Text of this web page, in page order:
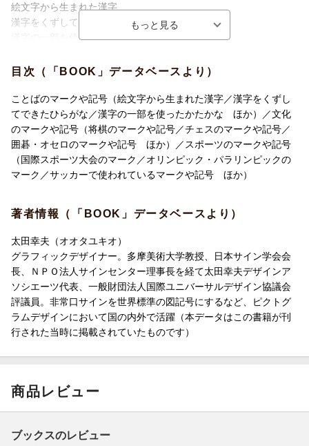
絵文字から生まれた漢字
漢字をくずしてできたひらがな
漢字の一部を使ったかたかな
世界の文字
パソコンの表示や操作などのマーク
スマートフォンや携帯電話のマーク
メールを楽しくする顔文字
＜ 文化のマークや記号 ＞
将棋のマークや記号
トランプのマーク
音楽で使われる記号
うらないのマークや記号
本に関するいろいろな記号
祝日や記念日のマーク・記号
＜ スポーツのマークや記号 ＞
国際スポーツ大会のマーク
オリンピック・パラリンピックのマーク
サッカーで使われているマークや記号
スポーツのジェスチャーサイン
記録に使うマークや記号
目次（「BOOK」データベースより）
ことばのマークや記号（絵文字から生まれた漢字／漢字をくずし
てできたひらがな／漢字の一部を使ったかたかな ほか）／文化
のマークや記号（将棋のマークや記号／チェスのマークや記号／
囲碁・オセロのマークや記号 ほか）／スポーツのマークや記号
（国際スポーツ大会のマーク／オリンピック・パラリンピックの
マーク／サッカーで使われているマークや記号 ほか）
著者情報（「BOOK」データベースより）
太田幸夫（オオタユキオ）
グラフィックデザイナー。多摩美術大学教授、日本サイン学会会
長、ＮＰＯ法人サインセンター理事長を経て太田幸夫デザインア
ソシエーツ代表、一般財団法人国際ユニバーサルデザイン協議会
評議員。非常口サインを世界標準の図記号にするなど、ピクトグ
ラムデザインにおいて国の内外で活躍（本データはこの書籍が刊
行された当時に掲載されていたものです）
商品レビュー
ブックスのレビュー